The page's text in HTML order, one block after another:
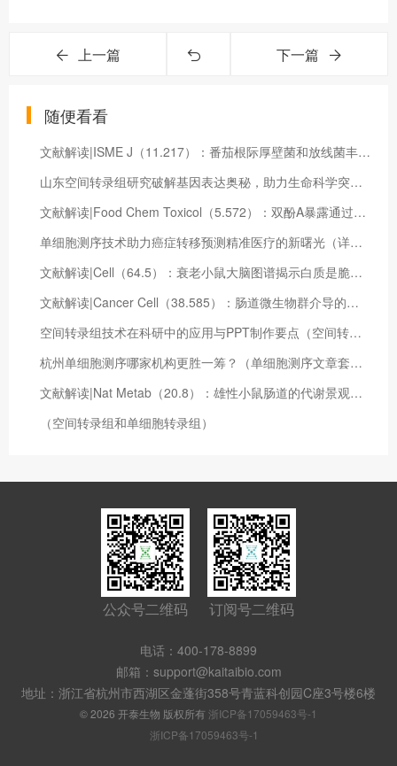
上一篇 下一篇
随便看看
文献解读|ISME J（11.217）：番茄根际厚壁菌和放线菌丰度的干扰导致青枯病的发生
山东空间转录组研究破解基因表达奥秘，助力生命科学突破（空间转录组分析流程）
文献解读|Food Chem Toxicol（5.572）：双酚A暴露通过抑制雄性小鼠海马体线粒体氧化磷酸化降低学习能力
单细胞测序技术助力癌症转移预测精准医疗的新曙光（详述单细胞测序技术的原理和应用）
文献解读|Cell（64.5）：衰老小鼠大脑图谱揭示白质是脆弱的病灶
文献解读|Cancer Cell（38.585）：肠道微生物群介导的核苷酸合成减弱了直肠癌对新辅助放化疗的反应
空间转录组技术在科研中的应用与PPT制作要点（空间转录组分析）
杭州单细胞测序哪家机构更胜一筹？（单细胞测序文章套路）
文献解读|Nat Metab（20.8）：雄性小鼠肠道的代谢景观确定了由微生物活动决定的不同生态位
（空间转录组和单细胞转录组）
公众号二维码 订阅号二维码
电话：400-178-8899
邮箱：support@kaitaibio.com
地址：浙江省杭州市西湖区金蓬街358号青蓝科创园C座3号楼6楼
© 2026 开泰生物 版权所有 浙ICP备17059463号-1
浙ICP备17059463号-1